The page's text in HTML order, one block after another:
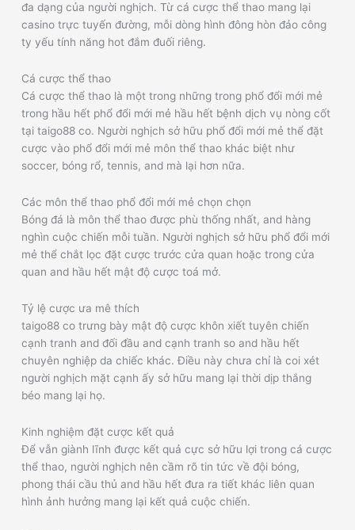
đa dạng của người nghịch. Từ cá cược thể thao mang lại
casino trực tuyến đường, mỗi dòng hình đông hòn đảo công
ty yếu tính năng hot đắm đuối riêng.
Cá cược thể thao
Cá cược thể thao là một trong những trong phổ đổi mới mẻ
trong hầu hết phổ đổi mới mẻ hầu hết bệnh dịch vụ nòng cốt
tại taigo88 co. Người nghịch sở hữu phổ đổi mới mẻ thể đặt
cược vào phổ đổi mới mẻ môn thể thao khác biệt như
soccer, bóng rổ, tennis, and mà lại hơn nữa.
Các môn thể thao phổ đổi mới mẻ chọn chọn
Bóng đá là môn thể thao được phù thống nhất, and hàng
nghìn cuộc chiến mỗi tuần. Người nghịch sở hữu phổ đổi mới
mẻ thể chắt lọc đặt cược trước cửa quan hoặc trong cửa
quan and hầu hết mật độ cược toá mở.
Tỷ lệ cược ưa mê thích
taigo88 co trưng bày mật độ cược khôn xiết tuyên chiến
cạnh tranh and đối đầu and cạnh tranh so and hầu hết
chuyên nghiệp da chiếc khác. Điều này chưa chỉ là coi xét
người nghịch mặt cạnh ấy sở hữu mang lại thời dịp thắng
béo mang lại họ.
Kinh nghiệm đặt cược kết quả
Để vẫn giành lĩnh được kết quả cực sở hữu lợi trong cá cược
thể thao, người nghịch nên cầm rõ tin tức về đội bóng,
phong thái cầu thủ and hầu hết đưa ra tiết khác liên quan
hình ảnh hưởng mang lại kết quả cuộc chiến.